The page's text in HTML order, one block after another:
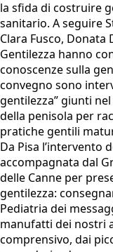
la sfida di costruire
sanitario. A seguire
Clara Fusco, Donata
Gentilezza hanno
conoscenze sulla
convegno sono
gentilezza” giunti
della penisola per
pratiche gentili
Da Pisa l’intervento
accompagnata dal
delle Canne per
gentilezza:
Pediatria dei
manufatti dei nostri
comprensivo, dai